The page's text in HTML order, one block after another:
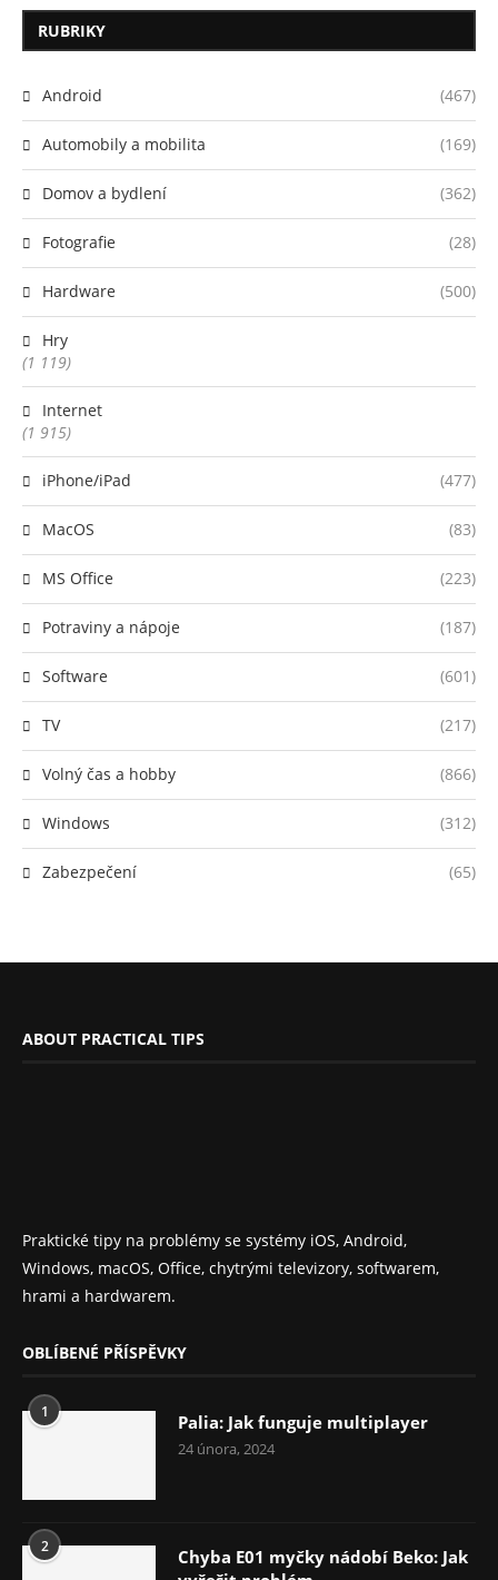
RUBRIKY
Android (467)
Automobily a mobilita (169)
Domov a bydlení (362)
Fotografie (28)
Hardware (500)
Hry
(1 119)
Internet
(1 915)
iPhone/iPad (477)
MacOS (83)
MS Office (223)
Potraviny a nápoje (187)
Software (601)
TV (217)
Volný čas a hobby (866)
Windows (312)
Zabezpečení (65)
ABOUT PRACTICAL TIPS
Praktické tipy na problémy se systémy iOS, Android,
Windows, macOS, Office, chytrými televizory, softwarem,
hrami a hardwarem.
OBLÍBENÉ PŘÍSPĚVKY
1 Palia: Jak funguje multiplayer
24 února, 2024
2
Chyba E01 myčky nádobí Beko: Jak